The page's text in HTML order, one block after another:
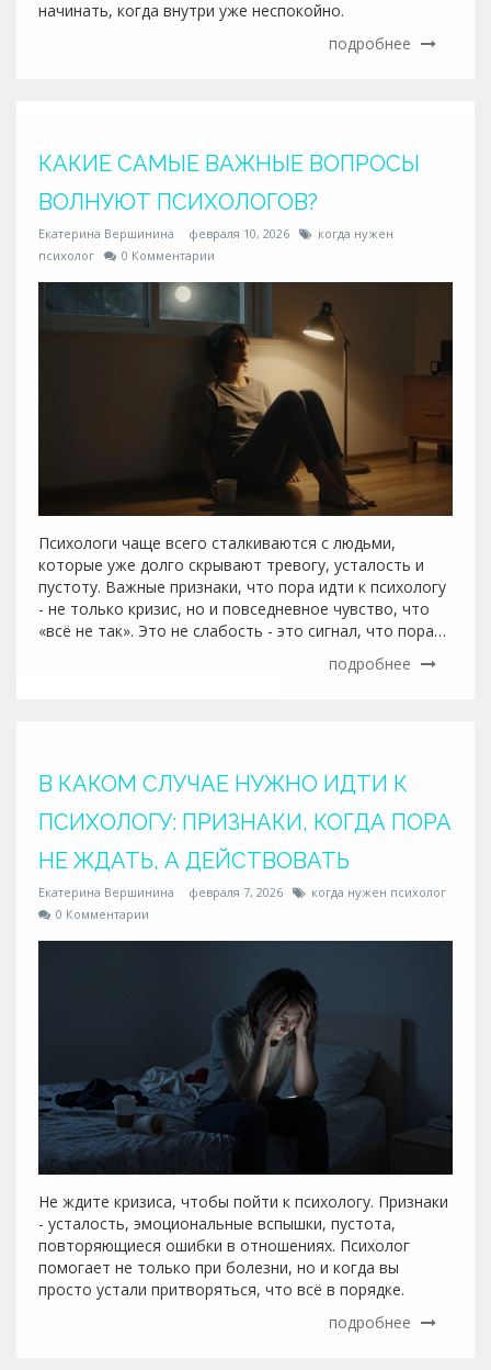
начинать, когда внутри уже неспокойно.
подробнее
КАКИЕ САМЫЕ ВАЖНЫЕ ВОПРОСЫ
ВОЛНУЮТ ПСИХОЛОГОВ?
Екатерина Вершинина февраля 10, 2026
когда нужен
психолог
0 Комментарии
Психологи чаще всего сталкиваются с людьми,
которые уже долго скрывают тревогу, усталость и
пустоту. Важные признаки, что пора идти к психологу
- не только кризис, но и повседневное чувство, что
«всё не так». Это не слабость - это сигнал, что пора
подробнее
В КАКОМ СЛУЧАЕ НУЖНО ИДТИ К
ПСИХОЛОГУ: ПРИЗНАКИ, КОГДА ПОРА
НЕ ЖДАТЬ, А ДЕЙСТВОВАТЬ
Екатерина Вершинина февраля 7, 2026
когда нужен психолог
0 Комментарии
Не ждите кризиса, чтобы пойти к психологу. Признаки
- усталость, эмоциональные вспышки, пустота,
повторяющиеся ошибки в отношениях. Психолог
помогает не только при болезни, но и когда вы
просто устали притворяться, что всё в порядке.
подробнее